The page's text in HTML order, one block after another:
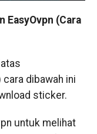
(Cara
dibawah ini
sticker.
untuk melihat